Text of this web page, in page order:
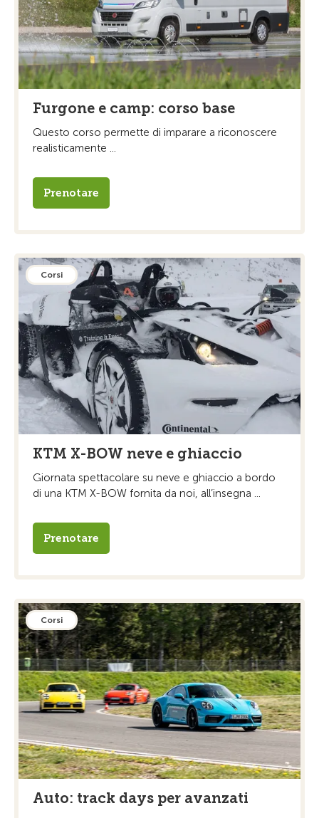
Furgone e camp: corso base
Questo corso permette di imparare a riconoscere
realisticamente ...
Prenotare
Corsi
KTM X-BOW neve e ghiaccio
Giornata spettacolare su neve e ghiaccio a bordo
di una KTM X-BOW fornita da noi, all’insegna ...
Prenotare
Corsi
Auto: track days per avanzati